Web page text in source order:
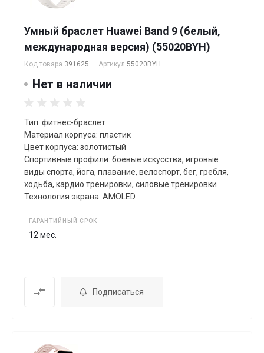
Умный браслет Huawei Band 9 (белый,
международная версия) (55020BYH)
Код товара 391625 Артикул 55020BYH
Нет в наличии
Тип: фитнес-браслет
Материал корпуса: пластик
Цвет корпуса: золотистый
Спортивные профили: боевые искусства, игровые
виды спорта, йога, плавание, велоспорт, бег, гребля,
xодьба, кардио тренировки, силовые тренировки
Технология экрана: AMOLED
ГАРАНТИЙНЫЙ СРОК
12 мес.
Подписаться